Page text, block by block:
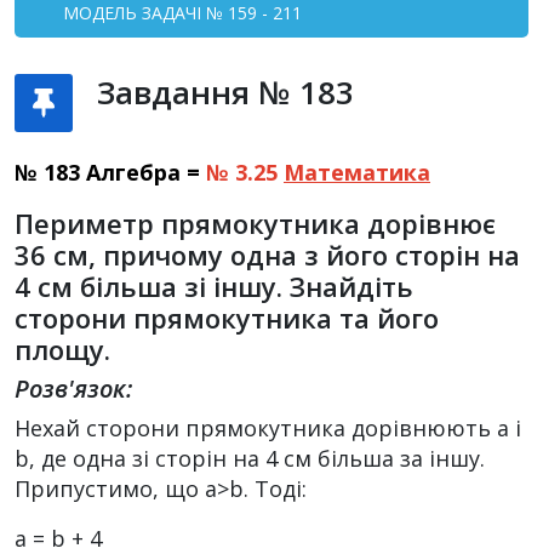
МОДЕЛЬ ЗАДАЧІ № 159 - 211
Завдання № 183
№ 183 Алгебра = № 3.25 Математика
Периметр прямокутника дорівнює
36 см, причому одна з його сторін на
4 см більша зі іншу. Знайдіть
сторони прямокутника та його
площу.
Розв'язок:
Нехай сторони прямокутника дорівнюють a і
b, де одна зі сторін на 4 см більша за іншу.
Припустимо, що a>b. Тоді:
a = b + 4